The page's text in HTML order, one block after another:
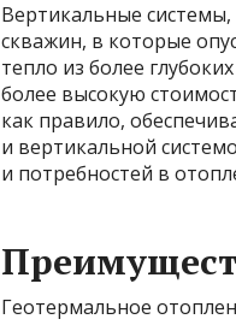
Вертикальные
скважин, в которые
тепло из более
более высокую
как правило,
и вертикальной
и потребностей в
Геотермальное